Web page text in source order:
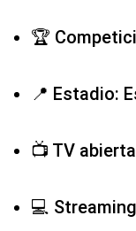
🏆
📍 Estadio:
📺 TV
💻